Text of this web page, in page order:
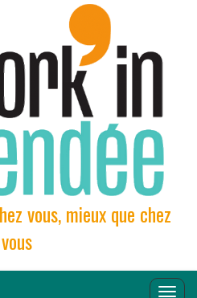
vous, mieux que chez
vous